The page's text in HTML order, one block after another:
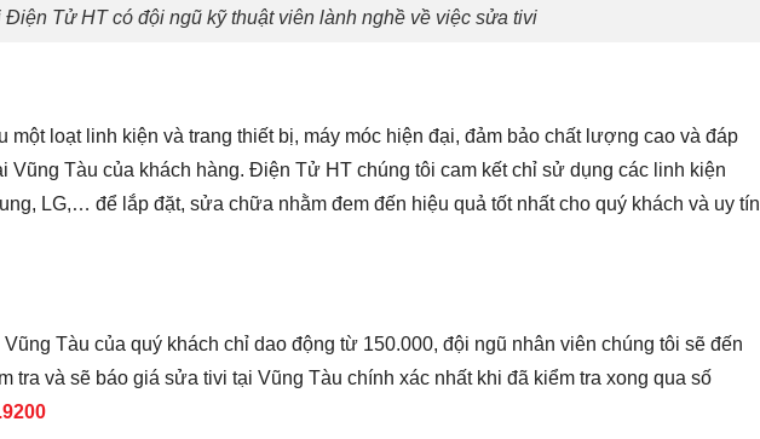
Điện Tử HT có đội ngũ kỹ thuật viên lành nghề về việc sửa tivi
loạt linh kiện và trang thiết bị, máy móc hiện đại, đảm bảo chất lượng cao và đáp
Vũng Tàu của khách hàng. Điện Tử HT chúng tôi cam kết chỉ sử dụng các linh kiện
LG,… để lắp đặt, sửa chữa nhằm đem đến hiệu quả tốt nhất cho quý khách và uy tín
Tàu của quý khách chỉ dao động từ 150.000, đội ngũ nhân viên chúng tôi sẽ đến
tra và sẽ báo giá sửa tivi tại Vũng Tàu chính xác nhất khi đã kiểm tra xong qua số